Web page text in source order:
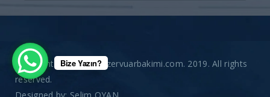
Copyright © gommerezervuarbakimi.com. 2019. All rights
reserved.
Bize Yazın?